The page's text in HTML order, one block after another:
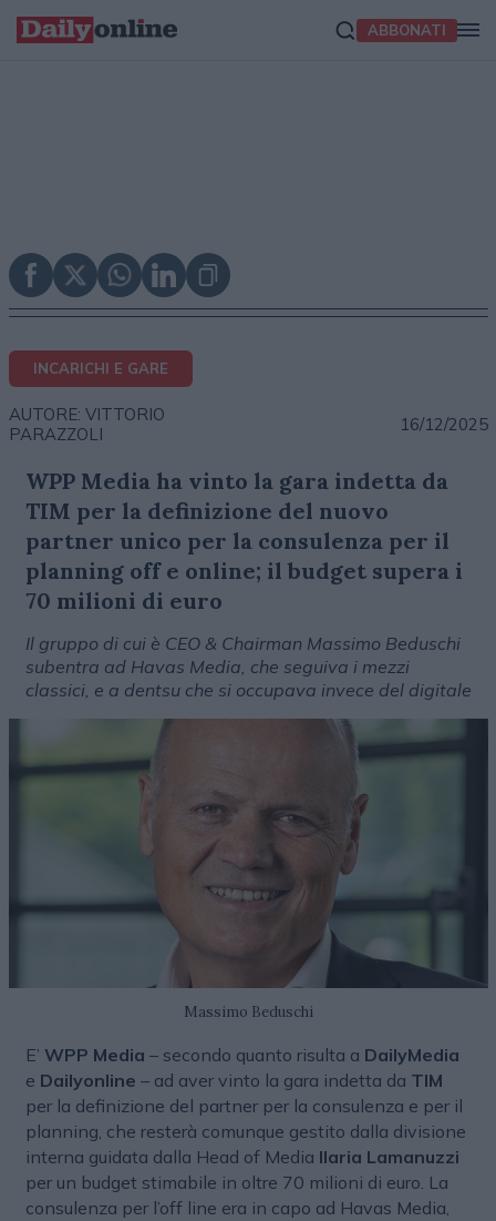
ABBONATI
INCARICHI E GARE
AUTORE: VITTORIO
PARAZZOLI
16/12/2025
WPP Media ha vinto la gara indetta da
TIM per la definizione del nuovo
partner unico per la consulenza per il
planning off e online; il budget supera i
70 milioni di euro
Il gruppo di cui è CEO & Chairman Massimo Beduschi
subentra ad Havas Media, che seguiva i mezzi
classici, e a dentsu che si occupava invece del digitale
Massimo Beduschi
E’ WPP Media – secondo quanto risulta a DailyMedia
e Dailyonline – ad aver vinto la gara indetta da TIM
per la definizione del partner per la consulenza e per il
planning, che resterà comunque gestito dalla divisione
interna guidata dalla Head of Media Ilaria Lamanuzzi
per un budget stimabile in oltre 70 milioni di euro. La
consulenza per l’off line era in capo ad Havas Media,